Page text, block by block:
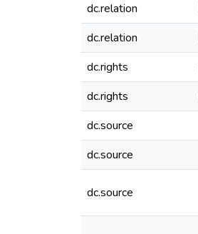
dc.relation
dc.relation
dc.rights
dc.rights
dc.source
dc.source
dc.source